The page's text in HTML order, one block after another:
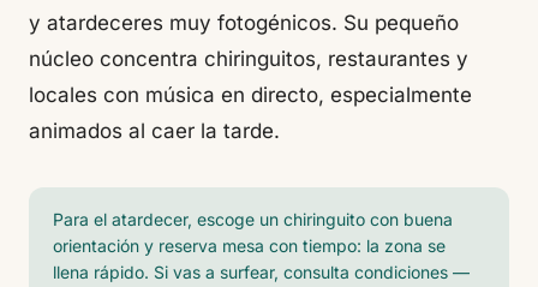
y atardeceres muy fotogénicos. Su pequeño
núcleo concentra chiringuitos, restaurantes y
locales con música en directo, especialmente
animados al caer la tarde.
Para el atardecer, escoge un chiringuito con buena
orientación y reserva mesa con tiempo: la zona se
llena rápido. Si vas a surfear, consulta condiciones —